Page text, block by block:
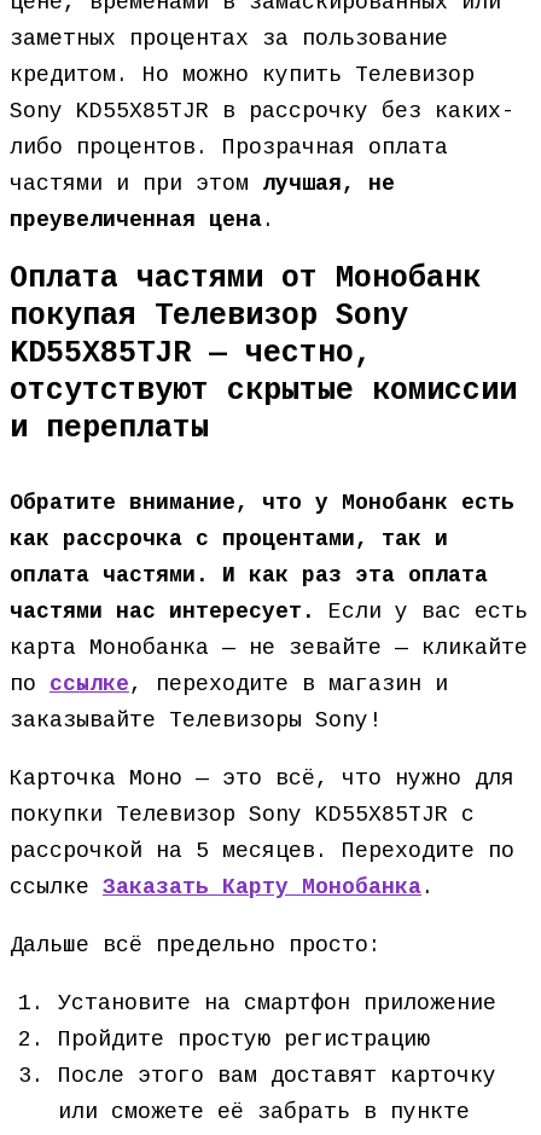
заметных процентах за пользование
кредитом. Но можно купить Телевизор
Sony KD55X85TJR в рассрочку без каких-
либо процентов. Прозрачная оплата
частями и при этом лучшая, не
преувеличенная цена .
Оплата частями от Монобанк
покупая Телевизор Sony
KD55X85TJR — честно,
отсутствуют скрытые комиссии
и переплаты
Обратите внимание, что у Монобанк есть
как рассрочка с процентами, так и
оплата частями. И как раз эта оплата
частями нас интересует.
Если у вас есть
карта Монобанка — не зевайте — кликайте
по ссылке, переходите в магазин и
заказывайте Телевизоры Sony!
Карточка Моно — это всё, что нужно для
покупки Телевизор Sony KD55X85TJR с
рассрочкой на 5 месяцев. Переходите по
ссылке Заказать Карту Монобанка .
Дальше всё предельно просто:
Установите на смартфон приложение
Пройдите простую регистрацию
После этого вам доставят карточку
или сможете её забрать в пункте